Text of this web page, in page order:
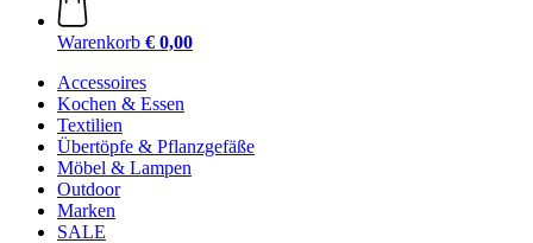
Warenkorb € 0,00
Accessoires
Kochen & Essen
Textilien
Übertöpfe & Pflanzgefäße
Möbel & Lampen
Outdoor
Marken
SALE